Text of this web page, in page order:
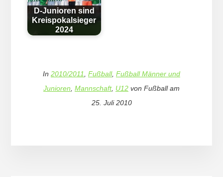
D-Junioren sind
Kreispokalsieger
2024
In 2010/2011 Fußball, Fußball Männer und
Junioren Mannschaft, U12 von Fußballam
25. Juli 2010